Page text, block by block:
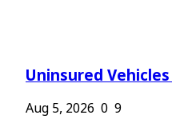
Uninsured
Aug 5, 2026 0 9